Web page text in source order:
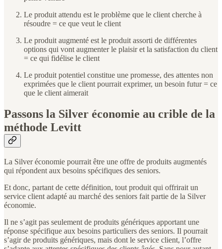
Le produit attendu est le problème que le client cherche à
résoudre = ce que veut le client
Le produit augmenté est le produit assorti de différentes
options qui vont augmenter le plaisir et la satisfaction du client
= ce qui fidélise le client
Le produit potentiel constitue une promesse, des attentes non
exprimées que le client pourrait exprimer, un besoin futur = ce
que le client aimerait
Passons la Silver économie au crible de la
méthode Levitt
La Silver économie pourrait être une offre de produits augmentés
qui répondent aux besoins spécifiques des seniors.
Et donc, partant de cette définition, tout produit qui offrirait un
service client adapté au marché des seniors fait partie de la Silver
économie.
Il ne s’agit pas seulement de produits génériques apportant une
réponse spécifique aux besoins particuliers des seniors. Il pourrait
s’agir de produits génériques, mais dont le service client, l’offre